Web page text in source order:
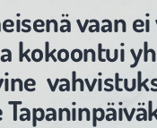
vaan
kokoontui